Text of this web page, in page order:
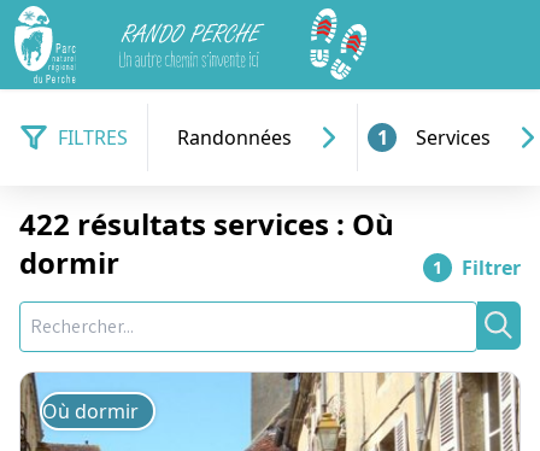
Rando Perche
FILTRES Randonnées 1 Services
422 résultats services : Où
dormir
1
Filtrer
Recherche
Où dormir